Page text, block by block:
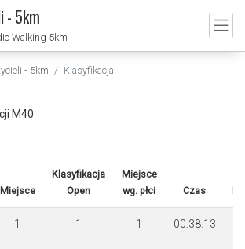
- 5km
Walking 5km
- 5km Klasyfikacja:
M40
Miejsce
Klasyfikacja
Open
Miejsce
wg. płci
Czas
1 1 1 00:38:13